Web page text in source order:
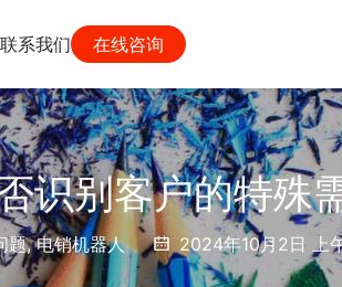
联系我们 在线咨询
识别客户的特殊
题,电销机器人 2024年10月2日 上